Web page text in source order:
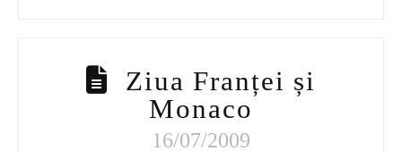
Ziua Franței și
Monaco
16/07/2009